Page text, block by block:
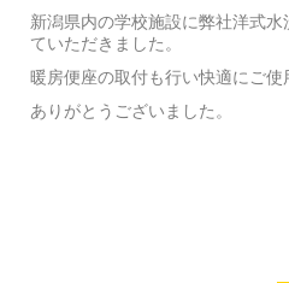
新潟県内の学校施設に弊社洋式
ていただきました。
暖房便座の取付も行い快適にご使
ありがとうございました。